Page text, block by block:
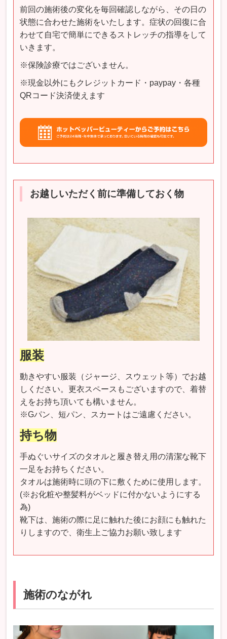
前回の施術後の変化を毎回確認しながら、その日の
状態に合わせた施術をいたします。症状の回復に合
わせて自宅で簡単にできるストレッチの指導をして
いきます。
※保険診療ではございません。
※現金以外にもクレジットカード・paypay・各種
QRコード決済使えます
お越しいただく前に準備しておく物
服装
動きやすい服装（ジャージ、スウェット等）でお越
しください。更衣スペースもございますので、着替
えをお持ち頂いても構いません。
※Gパン、短パン、スカートはご遠慮ください。
持ち物
手ぬぐいサイズのタオルと履き替え用の清潔な靴下
一足をお持ちください。
タオルは施術時に頭の下に敷くために使用します。
(※お化粧や整髪料がベッドに付かないようにする
為)
靴下は、施術の際に足に触れた後にお顔にも触れた
りしますので、衛生上ご協力お願い致します
施術のながれ